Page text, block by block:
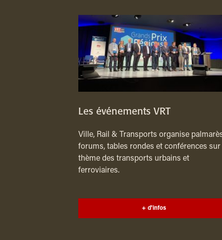
Les événements VRT
Ville, Rail & Transports organise
forums, tables rondes et conférences sur
thème des transports urbains et
ferroviaires.
+ d'infos